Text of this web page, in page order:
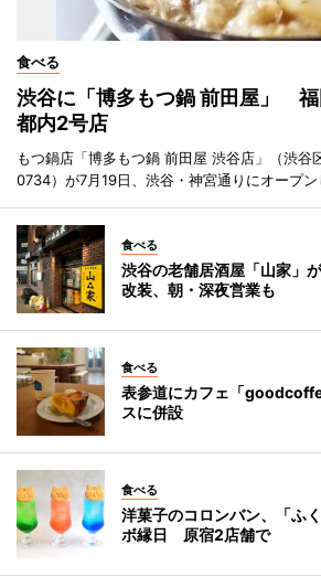
食べる
渋谷に「博多もつ鍋 前田屋」 福
都内2号店
もつ鍋店「博多もつ鍋 前田屋 渋谷店」（渋
0734）が7月19日、渋谷・神宮通りにオープン
食べる
渋谷の老舗居酒屋「山家」
改装、朝・深夜営業も
食べる
表参道にカフェ「
スに併設
食べる
洋菓子のコロンバン、「ふ
ボ縁日 原宿2店舗で